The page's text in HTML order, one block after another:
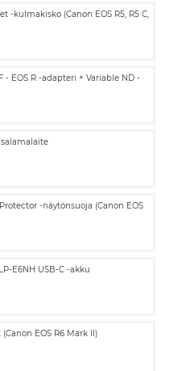
-kulmakisko (Canon EOS R5, R5 C,
- EOS R -adapteri + Variable ND -
-näytönsuoja (Canon EOS
E6NH USB-C -akku
EOS R6 Mark II)